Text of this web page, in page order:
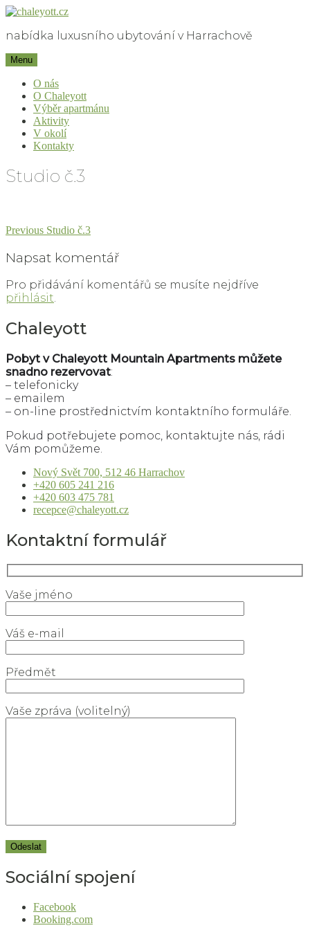
Skip
content
nabídka luxusního ubytování v Harrachově
Menu
O nás
O Chaleyott
Výběr apartmánu
Aktivity
V okolí
Kontakty
Studio č.3
Navigace
pro
Previous Previous
Studio č.3
Napsat komentář
Pro přidávání komentářů se musíte nejdříve
přihlásit.
Chaleyott
Pobyt v Chaleyott Mountain Apartments můžete
snadno rezervovat:
– telefonicky
– emailem
– on-line prostřednictvím kontaktního formuláře.
Pokud potřebujete pomoc, kontaktujte nás, rádi
Vám pomůžeme.
Nový Svět 700, 512 46 Harrachov
+420 605 241 216
+420 603 475 781
recepce@chaleyott.cz
Kontaktní formulář
Vaše jméno
Váš e-mail
Předmět
Vaše zpráva (volitelný)
Sociální spojení
Facebook
Booking.com